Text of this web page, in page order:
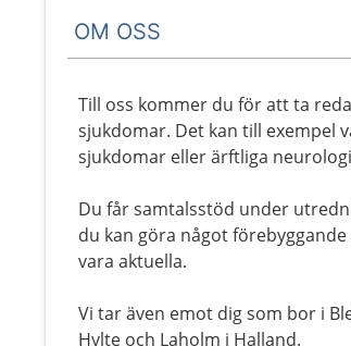
OM OSS
Till oss kommer du för att ta
sjukdomar. Det kan till exempel
sjukdomar eller ärftliga
Du får samtalsstöd under
du kan göra något
vara aktuella.
Vi tar även emot dig som bor i
Hylte och Laholm i Halland.